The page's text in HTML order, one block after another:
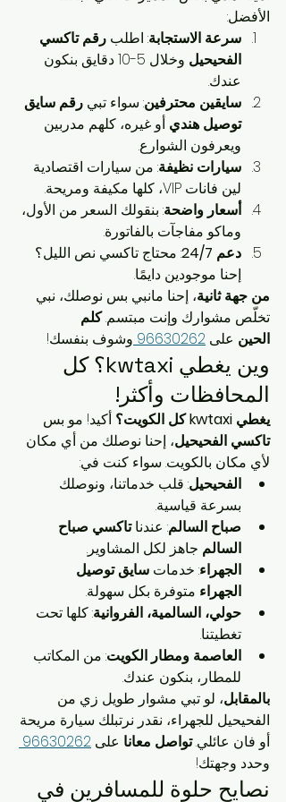
الأفضل:
سرعة الاستجابة: اطلب رقم تاكسي
الفحيحيل
وخلال 5-10 دقايق بنكون
عندك.
سايقين محترفين: سواء تبي رقم سايق
توصيل هندي أو غيره، كلهم مدربين
ويعرفون الشوارع.
سيارات نظيفة: من سيارات اقتصادية
لين فانات VIP، كلها مكيفة ومريحة.
أسعار واضحة: بنقولك السعر من الأول،
وماكو مفاجآت بالفاتورة.
دعم 24/7
: محتاج تاكسي نص الليل؟
إحنا موجودين دايمًا.
من جهة ثانية، إحنا مانبي بس نوصلك، نبي
تخلّص مشوارك وإنت مبتسم. كلم
الحين على 96630262 وشوف بنفسك!
وين يغطي kwtaxi؟ كل
المحافظات وأكثر!
يغطي kwtaxi كل الكويت؟
أكيد! مو بس
تاكسي الفحيحيل، إحنا نوصلك من أي مكان
لأي مكان بالكويت. سواء كنت في:
الفحيحيل: قلب خدماتنا، ونوصلك
بسرعة قياسية.
صباح السالم: عندنا تاكسي صباح
السالم جاهز لكل المشاوير.
الجهراء: خدمات سايق توصيل
الجهراء متوفرة بكل سهولة.
حولي، السالمية، الفروانية: كلها تحت
تغطيتنا.
العاصمة ومطار الكويت: من المكاتب
للمطار، بنكون عندك.
بالمقابل، لو تبي مشوار طويل زي من
الفحيحيل للجهراء، نقدر نرتبلك سيارة مريحة
أو فان عائلي. تواصل معانا على 96630262
وحدد وجهتك!
نصايح حلوة للمسافرين في